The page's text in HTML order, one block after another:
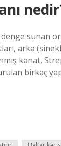
sunan
arka
kanat,
birkaç